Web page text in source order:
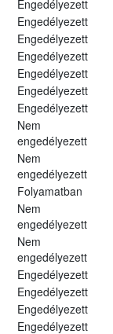
Engedélyezett
Engedélyezett
Engedélyezett
Engedélyezett
Engedélyezett
Engedélyezett
Engedélyezett
Nem
engedélyezett
Nem
engedélyezett
Folyamatban
Nem
engedélyezett
Nem
engedélyezett
Engedélyezett
Engedélyezett
Engedélyezett
Engedélyezett